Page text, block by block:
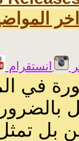
اخر
انستقرام
في
بل